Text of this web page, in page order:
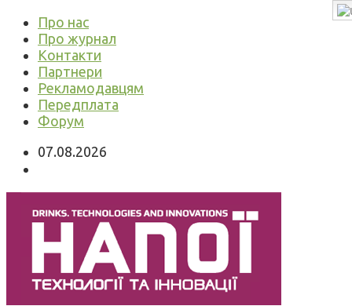
Про нас
Про журнал
Контакти
Партнери
Рекламодавцям
Передплата
Форум
07.08.2026